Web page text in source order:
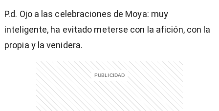
P.d. Ojo a las celebraciones de Moya: muy
inteligente, ha evitado meterse con la afición, con la
propia y la venidera.